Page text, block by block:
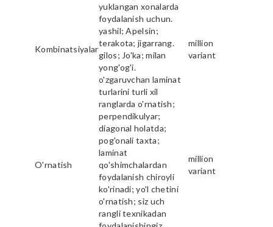
yuklangan xonalarda
foydalanish uchun.
Kombinatsiyalar
yashil; Apelsin;
terakota; jigarrang.
gilos; Jo'ka; milan
yong'og'i.
million
variant
O'rnatish
o'zgaruvchan laminat
turlarini turli xil
ranglarda o'rnatish;
perpendikulyar;
diagonal holatda;
pog'onali taxta;
laminat
qo'shimchalardan
foydalanish chiroyli
ko'rinadi; yo'l chetini
o'rnatish; siz uch
rangli texnikadan
million
variant